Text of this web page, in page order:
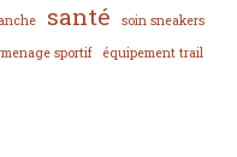
santé
soin sneakers
sportif
équipement trail